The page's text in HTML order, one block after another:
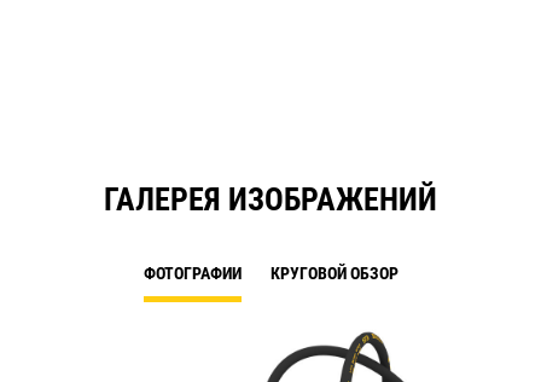
ГАЛЕРЕЯ ИЗОБРАЖЕНИЙ
ФОТОГРАФИИ КРУГОВОЙ ОБЗОР